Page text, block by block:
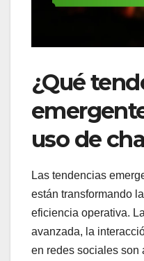
¿Qué
uso de
Las tendencias
están transformando
eficiencia operativa.
avanzada, la
en redes sociales son